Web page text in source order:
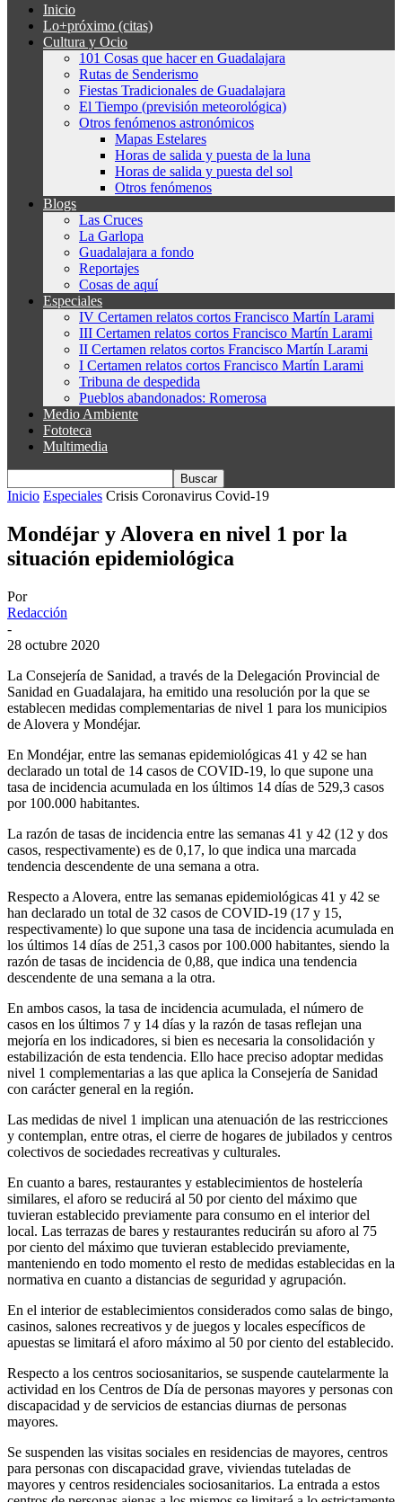
Inicio
Lo+próximo (citas)
Cultura y Ocio
101 Cosas que hacer en Guadalajara
Rutas de Senderismo
Fiestas Tradicionales de Guadalajara
El Tiempo (previsión meteorológica)
Otros fenómenos astronómicos
Mapas Estelares
Horas de salida y puesta de la luna
Horas de salida y puesta del sol
Otros fenómenos
Blogs
Las Cruces
La Garlopa
Guadalajara a fondo
Reportajes
Cosas de aquí
Especiales
IV Certamen relatos cortos Francisco Martín Larami
III Certamen relatos cortos Francisco Martín Larami
II Certamen relatos cortos Francisco Martín Larami
I Certamen relatos cortos Francisco Martín Larami
Tribuna de despedida
Pueblos abandonados: Romerosa
Medio Ambiente
Fototeca
Multimedia
Inicio Especiales Crisis Coronavirus Covid-19
Mondéjar y Alovera en nivel 1 por la
situación epidemiológica
Por
Redacción
-
28 octubre 2020
La Consejería de Sanidad, a través de la Delegación Provincial de
Sanidad en Guadalajara, ha emitido una resolución por la que se
establecen medidas complementarias de nivel 1 para los municipios
de Alovera y Mondéjar.
En Mondéjar, entre las semanas epidemiológicas 41 y 42 se han
declarado un total de 14 casos de COVID-19, lo que supone una
tasa de incidencia acumulada en los últimos 14 días de 529,3 casos
por 100.000 habitantes.
La razón de tasas de incidencia entre las semanas 41 y 42 (12 y dos
casos, respectivamente) es de 0,17, lo que indica una marcada
tendencia descendente de una semana a otra.
Respecto a Alovera, entre las semanas epidemiológicas 41 y 42 se
han declarado un total de 32 casos de COVID-19 (17 y 15,
respectivamente) lo que supone una tasa de incidencia acumulada en
los últimos 14 días de 251,3 casos por 100.000 habitantes, siendo la
razón de tasas de incidencia de 0,88, que indica una tendencia
descendente de una semana a la otra.
En ambos casos, la tasa de incidencia acumulada, el número de
casos en los últimos 7 y 14 días y la razón de tasas reflejan una
mejoría en los indicadores, si bien es necesaria la consolidación y
estabilización de esta tendencia. Ello hace preciso adoptar medidas
nivel 1 complementarias a las que aplica la Consejería de Sanidad
con carácter general en la región.
Las medidas de nivel 1 implican una atenuación de las restricciones
y contemplan, entre otras, el cierre de hogares de jubilados y centros
colectivos de sociedades recreativas y culturales.
En cuanto a bares, restaurantes y establecimientos de hostelería
similares, el aforo se reducirá al 50 por ciento del máximo que
tuvieran establecido previamente para consumo en el interior del
local. Las terrazas de bares y restaurantes reducirán su aforo al 75
por ciento del máximo que tuvieran establecido previamente,
manteniendo en todo momento el resto de medidas establecidas en la
normativa en cuanto a distancias de seguridad y agrupación.
En el interior de establecimientos considerados como salas de bingo,
casinos, salones recreativos y de juegos y locales específicos de
apuestas se limitará el aforo máximo al 50 por ciento del establecido.
Respecto a los centros sociosanitarios, se suspende cautelarmente la
actividad en los Centros de Día de personas mayores y personas con
discapacidad y de servicios de estancias diurnas de personas
mayores.
Se suspenden las visitas sociales en residencias de mayores, centros
para personas con discapacidad grave, viviendas tuteladas de
mayores y centros residenciales sociosanitarios. La entrada a estos